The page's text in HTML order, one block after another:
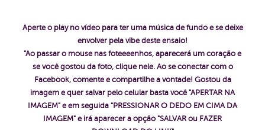
Aperte o play no vídeo para ter uma música de fundo e se deixe
envolver pela vibe deste ensaio!
"Ao passar o mouse nas foteeeenhos, aparecerá um coração e
se você gostou da foto, clique nele. Ao se conectar com o
Facebook, comente e compartilhe a vontade! Gostou da
imagem e quer salvar pelo celular basta você "APERTAR NA
IMAGEM" e em seguida "PRESSIONAR O DEDO EM CIMA DA
IMAGEM" e irá aparecer a opção "SALVAR ou FAZER